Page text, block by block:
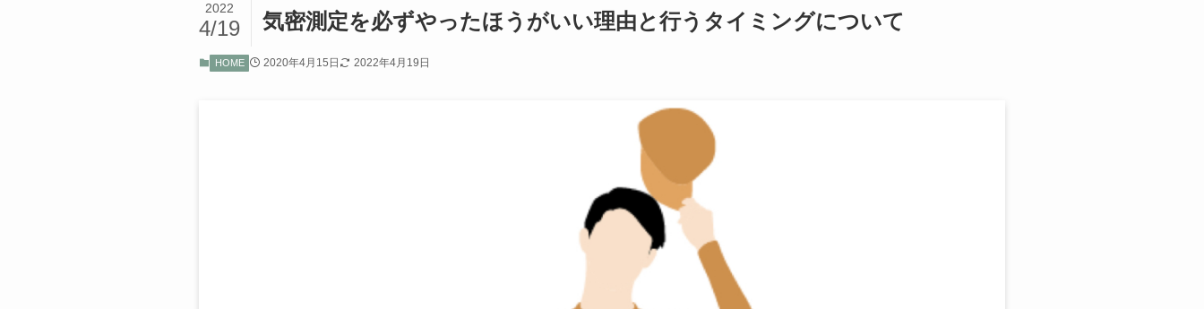
気密測定を必ずやったほうがいい理由と行うタイミングについて
2022
4/19
HOME 2020年4月15日 2022年4月19日